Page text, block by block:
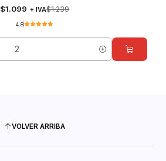
$1.099 + IVA$1.239
4.8
VOLVER ARRIBA